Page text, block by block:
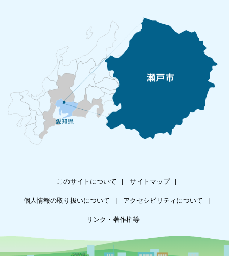
このサイトについて サイトマップ
個人情報の取り扱いについて アクセシビリティについて
リンク・著作権等